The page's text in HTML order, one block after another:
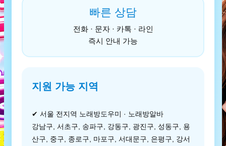
빠른 상담
전화 · 문자 · 카톡 · 라인
즉시 안내 가능
지원 가능 지역
✔ 서울 전지역 노래방도우미 · 노래방알바
강남구, 서초구, 송파구, 강동구, 광진구, 성동구, 용
산구, 중구, 종로구, 마포구, 서대문구, 은평구, 강서